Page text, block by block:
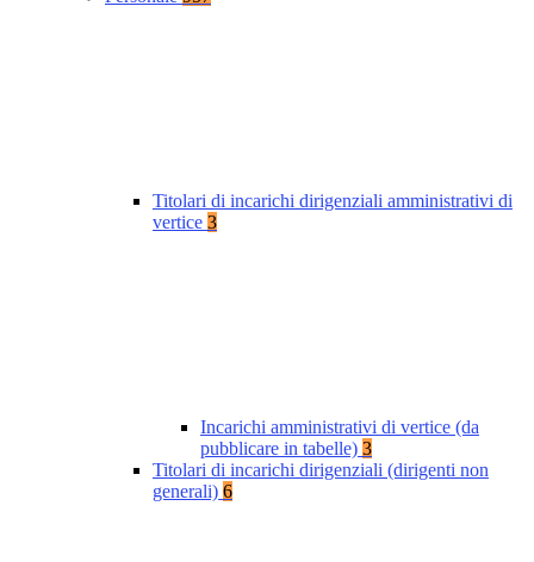
Titolari di incarichi dirigenziali amministrativi di
vertice 3
Incarichi amministrativi di vertice (da
pubblicare in tabelle) 3
Titolari di incarichi dirigenziali (dirigenti non
generali) 6